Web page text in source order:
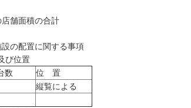
舗面積の合計
の配置に関する事項
び位置
数
位 置
縦覧による